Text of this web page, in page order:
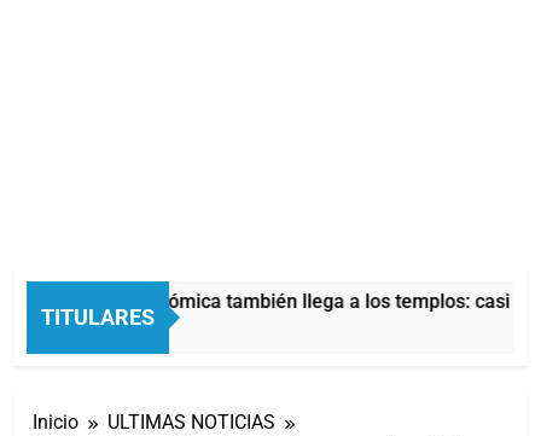
TITULARES
La crisis económica también llega a los templos: casi la
8 Horas Atrás
Inicio
ULTIMAS NOTICIAS